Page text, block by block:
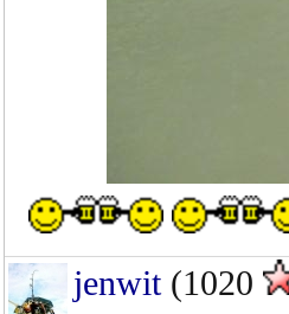
jenwit(1020